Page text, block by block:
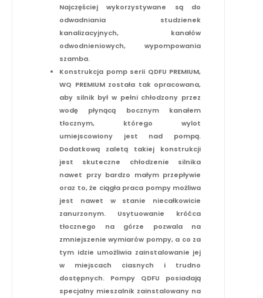
Najczęściej wykorzystywane są do
odwadniania studzienek
kanalizacyjnych, kanałów
odwodnieniowych, wypompowania
szamba.
Konstrukcja pomp serii QDFU PREMIUM,
WQ PREMIUM została tak opracowana,
aby silnik był w pełni chłodzony przez
wodę płynącą bocznym kanałem
tłocznym, którego wylot
umiejscowiony jest nad pompą.
Dodatkową zaletą takiej konstrukcji
jest skuteczne chłodzenie silnika
nawet przy bardzo małym przepływie
oraz to, że ciągła praca pompy możliwa
jest nawet w stanie niecałkowicie
zanurzonym. Usytuowanie króćca
tłocznego na górze pozwala na
zmniejszenie wymiarów pompy, a co za
tym idzie umożliwia zainstalowanie jej
w miejscach ciasnych i trudno
dostępnych. Pompy QDFU posiadają
specjalny mieszalnik zainstalowany na